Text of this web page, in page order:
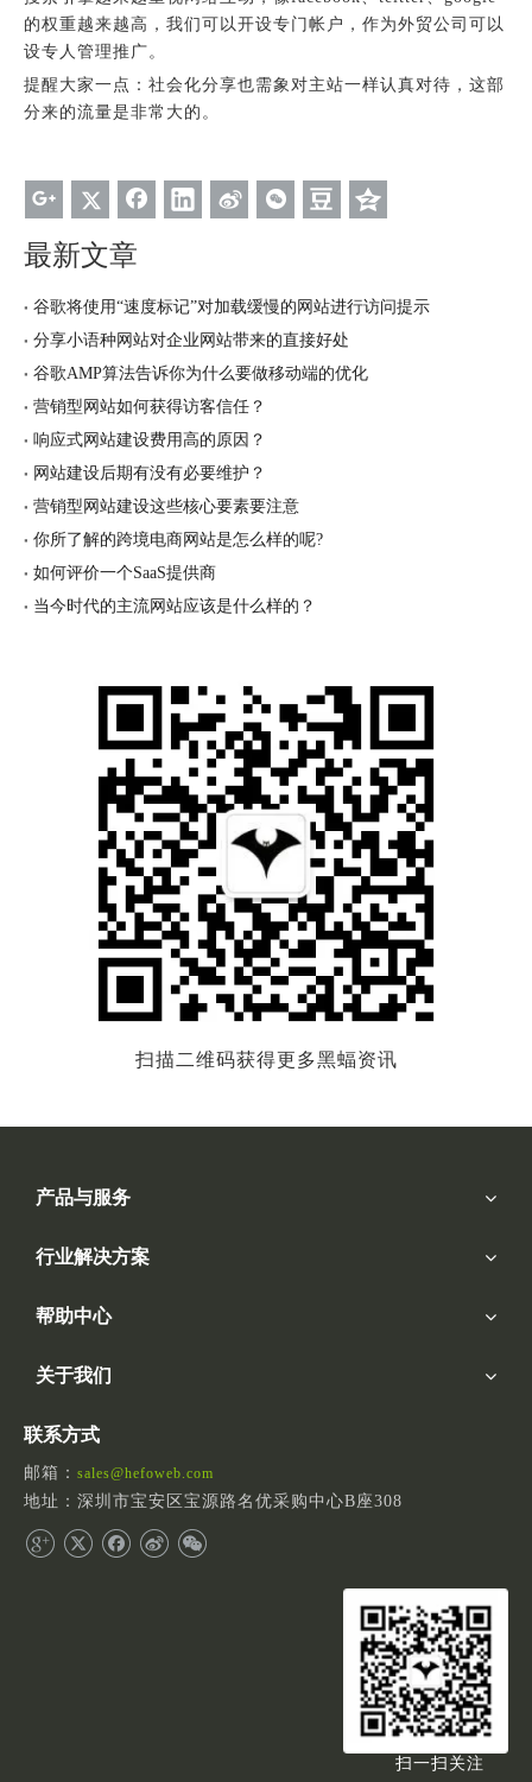
的权重越来越高，我们可以开设专门帐户，作为外贸公司可以
设专人管理推广。
提醒大家一点：社会化分享也需象对主站一样认真对待，这部
分来的流量是非常大的。
最新文章
谷歌将使用“速度标记”对加载缓慢的网站进行访问提示
分享小语种网站对企业网站带来的直接好处
谷歌AMP算法告诉你为什么要做移动端的优化
营销型网站如何获得访客信任？
响应式网站建设费用高的原因？
网站建设后期有没有必要维护？
营销型网站建设这些核心要素要注意
你所了解的跨境电商网站是怎么样的呢?
如何评价一个SaaS提供商
当今时代的主流网站应该是什么样的？
扫描二维码获得更多黑蝠资讯
产品与服务
行业解决方案
帮助中心
关于我们
联系方式
邮箱： sales@hefoweb.com
地址：深圳市宝安区宝源路名优采购中心B座308
扫一扫关注